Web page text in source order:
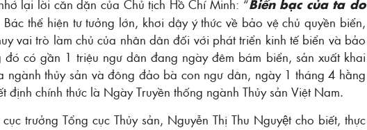
lại lời căn dặn của Chủ tịch Hồ Chí Minh: “Biển bạc của ta do
Bác thể hiện tư tưởng lớn, khơi dậy ý thức về bảo vệ chủ quyền biển,
vai trò làm chủ của nhân dân đối với phát triển kinh tế biển và bảo
có gần 1 triệu ngư dân đang ngày đêm bám biển, sản xuất khai
ngành thủy sản và đông đảo bà con ngư dân, ngày 1 tháng 4 hằng
định chính thức là Ngày Truyền thống ngành Thủy sản Việt Nam.
Tổng cục Thủy sản, Nguyễn Thị Thu Nguyệt cho biết, thực